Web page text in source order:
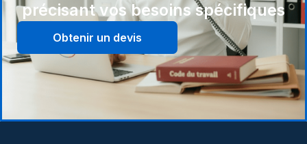
précisant vos besoins spécifiques
Obtenir un devis